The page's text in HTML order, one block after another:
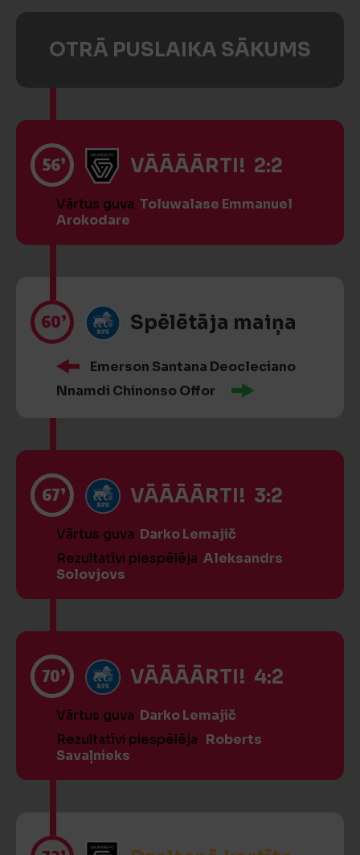
OTRĀ PUSLAIKA SĀKUMS
56’ VĀĀĀĀRTI! 2:2
Vārtus guva Toluwalase Emmanuel
Arokodare
60’ Spēlētāja maiņa
Emerson Santana Deocleciano
Nnamdi Chinonso Offor
67’ VĀĀĀĀRTI! 3:2
Vārtus guva Darko Lemajič
Rezultatīvi piespēlēja Aleksandrs
Solovjovs
70’ VĀĀĀĀRTI! 4:2
Vārtus guva Darko Lemajič
Rezultatīvi piespēlēja Roberts
Savaļnieks